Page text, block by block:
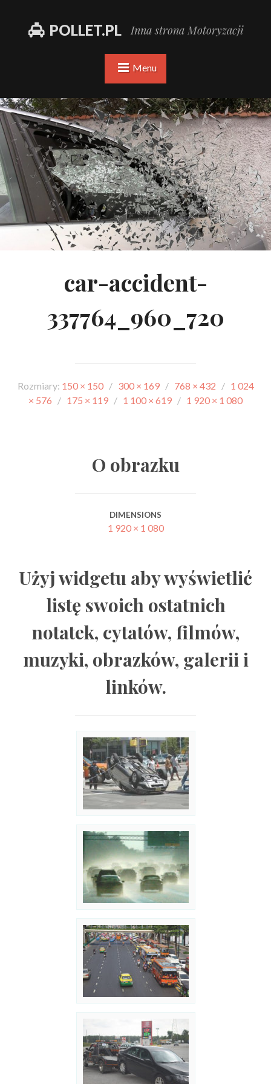
POLLET.PL Inna strona Motoryzacji
Menu
car-accident-
337764_960_720
Rozmiary: 150 × 150 / 300 × 169 / 768 × 432 / 1 024
× 576 / 175 × 119 / 1 100 × 619 / 1 920 × 1 080
O obrazku
DIMENSIONS
1 920 × 1 080
Użyj widgetu aby wyświetlić
listę swoich ostatnich
notatek, cytatów, filmów,
muzyki, obrazków, galerii i
linków.